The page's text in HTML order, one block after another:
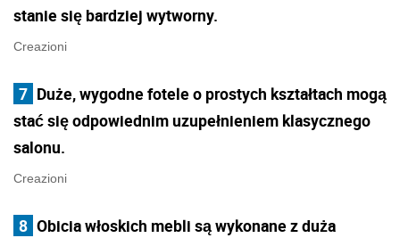
stanie się bardziej wytworny.
Creazioni
7 Duże, wygodne fotele o prostych kształtach mogą
stać się odpowiednim uzupełnieniem klasycznego
salonu.
Creazioni
8 Obicia włoskich mebli są wykonane z duża